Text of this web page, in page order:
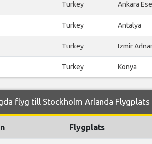
Turkey Ankara
Turkey Antalya
Turkey Izmir
Turkey Konya
flyg till Stockholm Arlanda Flygplats
Flygplats